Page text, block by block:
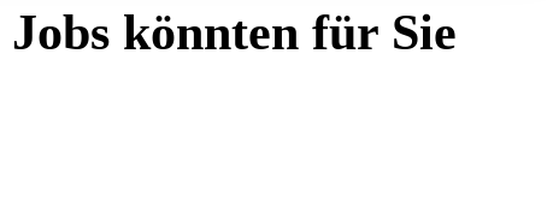
könnten für Sie